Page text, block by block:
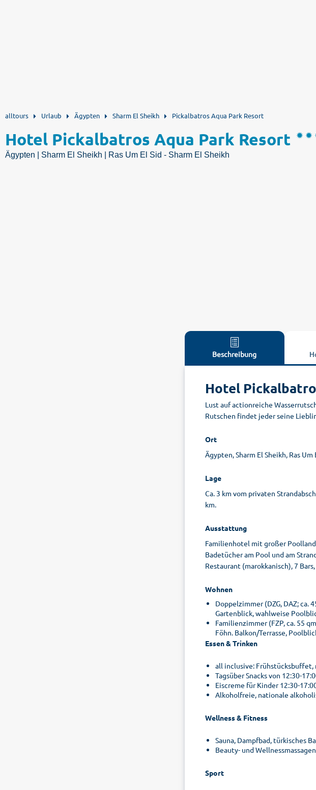
alltours Urlaub Ägypten Sharm El Sheikh Pickalbatros Aqua Park Resort
Hotel Pickalbatros Aqua Park Resort
Ägypten | Sharm El Sheikh | Ras Um El Sid - Sharm El Sheikh
Beschreibung
Hotel
Lust auf actionreiche
Rutschen findet jeder seine
Ort
Ägypten, Sharm El Sheikh, Ras Um
Lage
Ca. 3 km vom privaten
km.
Ausstattung
Familienhotel mit großer
Badetücher am Pool und am
Restaurant (marokkanisch), 7
Wohnen
Doppelzimmer (DZG, DAZ; ca.
Gartenblick, wahlweise
Familienzimmer (FZP, ca. 55
Föhn. Balkon/Terrasse,
Essen & Trinken
all inclusive:
Tagsüber Snacks von 12:30-
Eiscreme für Kinder 12:30-
Alkoholfreie, nationale
Wellness & Fitness
Sauna, Dampfbad, türkisches
Beauty- und
Sport